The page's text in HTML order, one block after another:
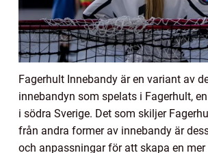
Fagerhult Innebandy är en variant av
innebandyn som spelats i Fagerhult,
i södra Sverige. Det som skiljer
från andra former av innebandy är
och anpassningar för att skapa en